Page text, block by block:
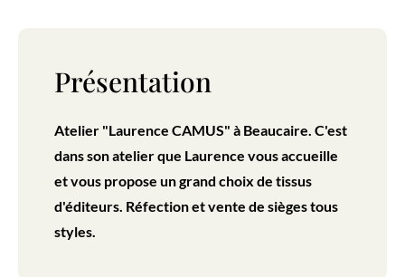
Présentation
Atelier "Laurence CAMUS" à Beaucaire. C'est
dans son atelier que Laurence vous accueille
et vous propose un grand choix de tissus
d'éditeurs. Réfection et vente de sièges tous
styles.